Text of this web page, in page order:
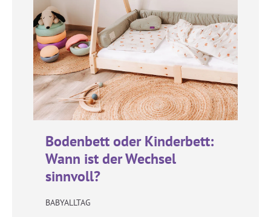
Bodenbett oder Kinderbett:
Wann ist der Wechsel
sinnvoll?
BABYALLTAG